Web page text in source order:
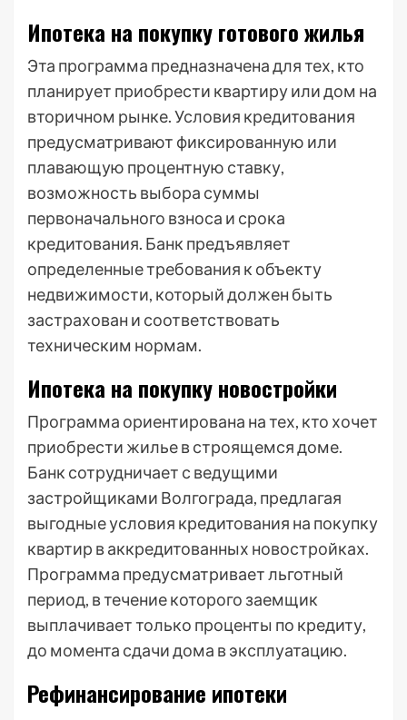
Ипотека на покупку готового жилья
Эта программа предназначена для тех, кто
планирует приобрести квартиру или дом на
вторичном рынке. Условия кредитования
предусматривают фиксированную или
плавающую процентную ставку,
возможность выбора суммы
первоначального взноса и срока
кредитования. Банк предъявляет
определенные требования к объекту
недвижимости, который должен быть
застрахован и соответствовать
техническим нормам.
Ипотека на покупку новостройки
Программа ориентирована на тех, кто хочет
приобрести жилье в строящемся доме.
Банк сотрудничает с ведущими
застройщиками Волгограда, предлагая
выгодные условия кредитования на покупку
квартир в аккредитованных новостройках.
Программа предусматривает льготный
период, в течение которого заемщик
выплачивает только проценты по кредиту,
до момента сдачи дома в эксплуатацию.
Рефинансирование ипотеки